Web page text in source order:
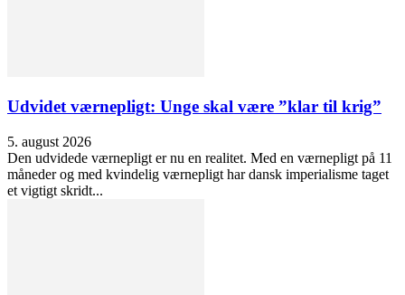
Udvidet værnepligt: Unge skal være ”klar til krig”
5. august 2026
Den udvidede værnepligt er nu en realitet. Med en værnepligt på 11
måneder og med kvindelig værnepligt har dansk imperialisme taget
et vigtigt skridt...